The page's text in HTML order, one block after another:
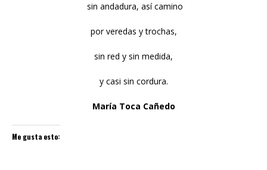
sin andadura, así camino
por veredas y trochas,
sin red y sin medida,
y casi sin cordura.
María Toca Cañedo
Me gusta esto: